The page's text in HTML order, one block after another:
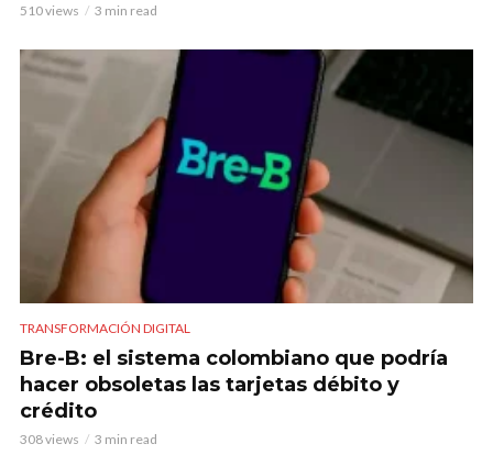
510 views 3 min read
TRANSFORMACIÓN DIGITAL
Bre-B: el sistema colombiano que podría
hacer obsoletas las tarjetas débito y
crédito
308 views 3 min read